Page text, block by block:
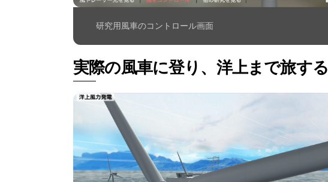
研究用風車のコントロール画面
実際の風車に登り、洋上まで旅する